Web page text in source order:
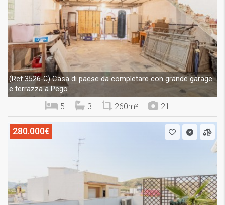
(Ref.3526-C)Casa di paese da completare con grande garage
e terrazza a Pego
5 3 260m² 21
280.000€